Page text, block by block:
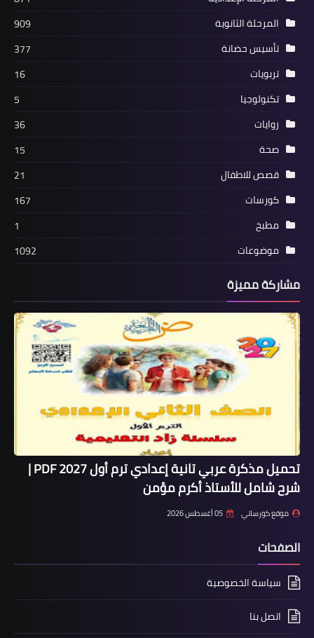
المرحلة الثانوية
909
تأسيس حضانة
377
تربويات
16
تكنولوجيا
5
روايات
36
صحة
15
قصص للاطفال
21
كورسات
167
مطبخ
1
موضوعات
1092
مشاركة مميزة
تحميل مذكرة عربي تانية إعدادي ترم أول 2027 PDF |
شرح شامل للأستاذ أكرم مؤمن
موقع كورساتي 05 أغسطس 2026
الصفحات
سياسة الخصوصية
اتصل بنا